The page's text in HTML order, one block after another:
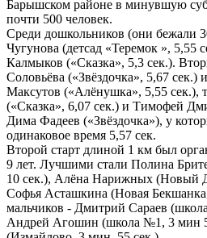
Барышском районе в минувшую
почти 500 человек.
Среди дошкольников (они бежали
Чугунова (детсад «Теремок », 5,55
Калмыков («Сказка», 5,3 сек.).
Соловьёва («Звёздочка», 5,67 сек.)
Максутов («Алёнушка», 5,55 сек.),
(«Сказка», 6,07 сек.) и Тимофей
Дима Фадеев («Звёздочка»), у
одинаковое время 5,57 сек.
Второй старт длиной 1 км был
9 лет. Лучшими стали Полина
10 сек.), Алёна Нарижных (Новый
Софья Асташкина (Новая
мальчиков - Дмитрий Сараев
Андрей Агошин (школа №1, 3 мин